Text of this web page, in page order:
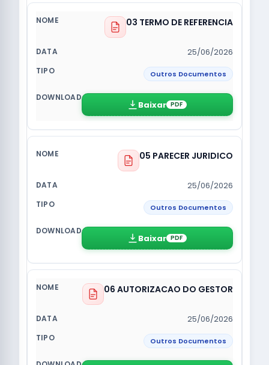
03 TERMO DE REFERENCIA
25/06/2026
Outros Documentos
Baixar PDF
05 PARECER JURIDICO
25/06/2026
Outros Documentos
Baixar PDF
06 AUTORIZACAO DO GESTOR
25/06/2026
Outros Documentos